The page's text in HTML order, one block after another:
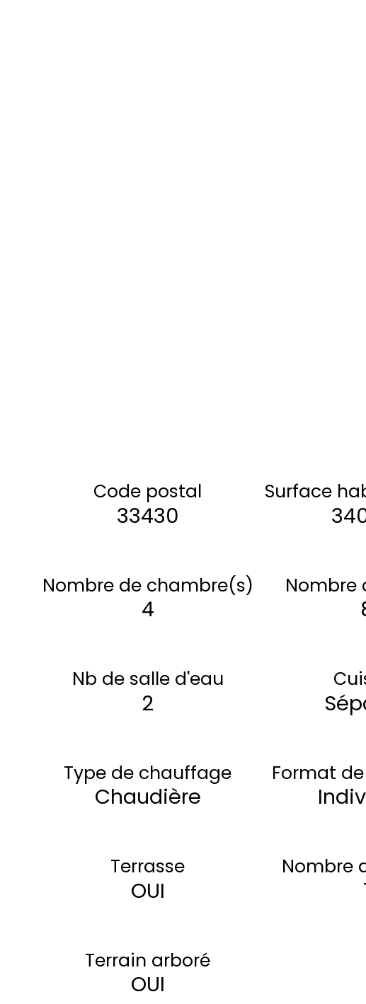
Code postal
33430
Surface
Nombre de chambre(s)
4
Nombre
Nb de salle d'eau
2
Type de chauffage
Chaudière
Format
Terrasse
OUI
Nombre
Terrain arboré
OUI